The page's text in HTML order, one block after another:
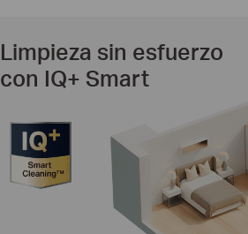
Limpieza sin esfuerzo
con IQ+ Smart